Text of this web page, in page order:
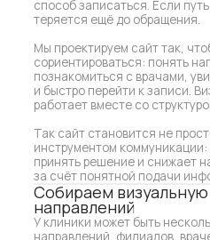
Так сайт становится не просто
инструментом коммуникации:
за счёт понятной подачи
Собираем визуальную
направлений
У клиники может быть несколько
направлений, филиалов, врачей,
и аудиторий. Без единой системы
начинают выглядеть
отдельно, соцсети отдельно,
отдельно.
Мы создаём визуальную систему,
объединить разные направления
бренд. Продумываем правила для
материалов, навигации, соцсетей,
рекламных макетов и внутренних